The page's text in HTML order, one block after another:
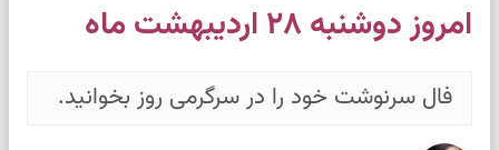
امروز دوشنبه ۲۸ اردیبهشت ماه
فال سرنوشت خود را در سرگرمی روز بخوانید.